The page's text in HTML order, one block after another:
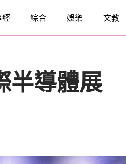
經 綜合 娛樂 文教
半導體展